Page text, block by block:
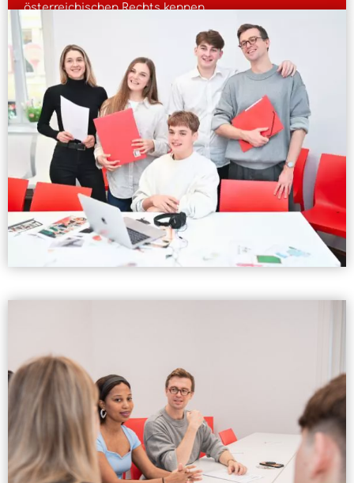
österreichischen Rechts kennen.
Schritt für Schritt bereiten wir Sie auf den Einstieg ins
Berufsleben vor und unterstützen Sie bei der
Arbeitssuche.